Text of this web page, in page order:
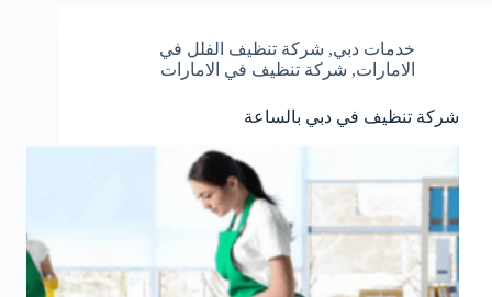
خدمات دبي, شركة تنظيف الفلل في
الامارات, شركة تنظيف في الامارات
شركة تنظيف في دبي بالساعة